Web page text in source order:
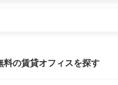
の賃貸オフィスを探す